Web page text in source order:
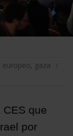
europeo, gaza
que
por